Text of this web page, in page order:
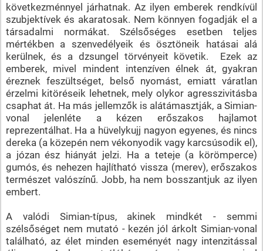
következménnyel járhatnak. Az ilyen emberek rendkívül
szubjektívek és akaratosak. Nem könnyen fogadják el a
társadalmi normákat. Szélsőséges esetben teljes
mértékben a szenvedélyeik és ösztöneik hatásai alá
kerülnek, és a dzsungel törvényeit követik. Ezek az
emberek, mivel mindent intenzíven élnek át, gyakran
éreznek feszültséget, belső nyomást, emiatt váratlan
érzelmi kitöréseik lehetnek, mely olykor agresszivitásba
csaphat át. Ha más jellemzők is alátámasztják, a Simian-
vonal jelenléte a kézen erőszakos hajlamot
reprezentálhat. Ha a hüvelykujj nagyon egyenes, és nincs
dereka (a közepén nem vékonyodik vagy karcsúsodik el),
a józan ész hiányát jelzi. Ha a teteje (a körömperce)
gumós, és nehezen hajlítható vissza (merev), erőszakos
természet valószínű. Jobb, ha nem bosszantjuk az ilyen
embert.
A valódi Simian-típus, akinek mindkét - semmi
szélsőséget nem mutató - kezén jól árkolt Simian-vonal
található, az élet minden eseményét nagy intenzitással